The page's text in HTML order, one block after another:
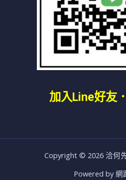
加入line好友
Copyright © 2026 洽何
Powered by 網